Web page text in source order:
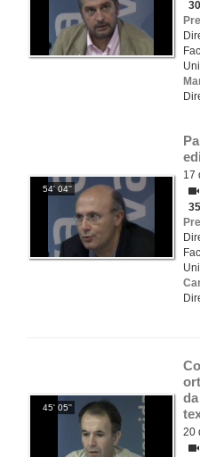
54' 04''
17
45' 05''
20